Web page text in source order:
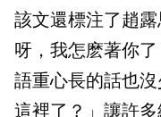
該文還標注了趙
呀，我怎麽著你
語重心長的話也
這裡了？」讓許